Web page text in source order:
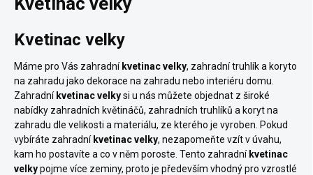
Kvetinac velky
Máme pro Vás zahradní kvetinac velky, zahradní truhlík a koryto
na zahradu jako dekorace na zahradu nebo interiéru domu.
Zahradní kvetinac velkysi u nás můžete objednat z široké
nabídky zahradních květináčů, zahradních truhlíků a koryt na
zahradu dle velikosti a materiálu, ze kterého je vyroben. Pokud
vybíráte zahradní kvetinac velky, nezapomeňte vzít v úvahu,
kam ho postavíte a co v něm poroste. Tento zahradní kvetinac
velkypojme více zeminy, proto je především vhodný pro vzrostlé